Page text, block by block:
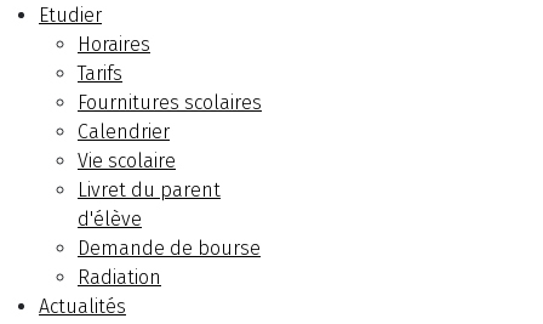
Etudier
Horaires
Tarifs
Fournitures scolaires
Calendrier
Vie scolaire
Livret du parent
d'élève
Demande de bourse
Radiation
Actualités